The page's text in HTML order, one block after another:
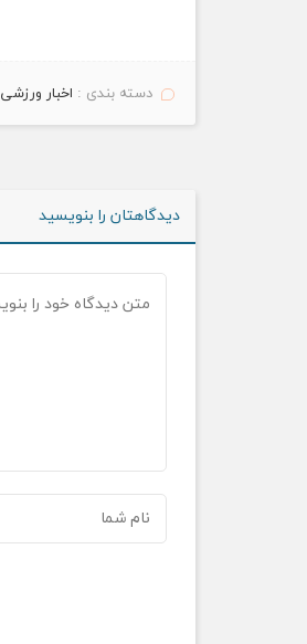
دسته بندی : اخبار ورزشی
دیدگاهتان را بنویسید